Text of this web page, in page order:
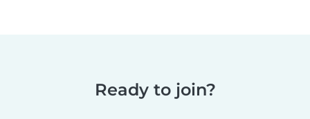
Ready to join?